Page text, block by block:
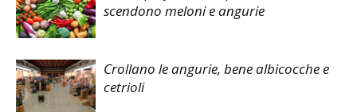
scendono meloni e angurie
Crollano le angurie, bene albicocche e
cetrioli